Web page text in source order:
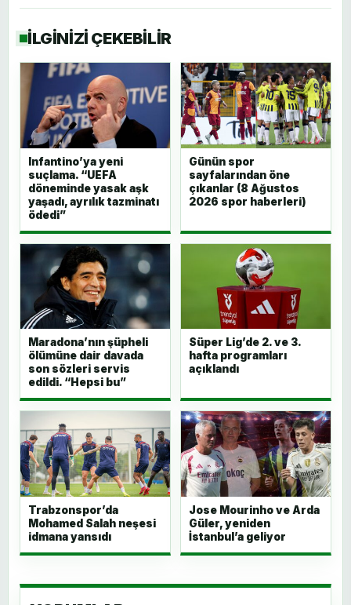
İLGİNİZİ ÇEKEBİLİR
Infantino’ya yeni
suçlama. “UEFA
döneminde yasak aşk
yaşadı, ayrılık tazminatı
ödedi”
Günün spor
sayfalarından öne
çıkanlar (8 Ağustos
2026 spor haberleri)
Maradona’nın şüpheli
ölümüne dair davada
son sözleri servis
edildi. “Hepsi bu”
Süper Lig’de 2. ve 3.
hafta programları
açıklandı
Trabzonspor’da
Mohamed Salah neşesi
idmana yansıdı
Jose Mourinho ve Arda
Güler, yeniden
İstanbul’a geliyor